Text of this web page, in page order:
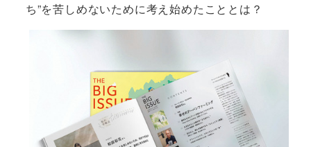
ち”を苦しめないために考え始めたこととは？